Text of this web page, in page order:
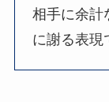
相手に余計
に謝る表現